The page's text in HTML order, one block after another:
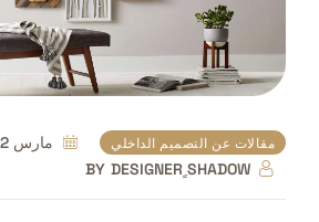
مقالات عن التصميم الداخلي
مارس 12, 2025
BY DESIGNER ٍSHADOW